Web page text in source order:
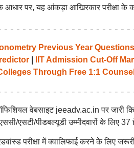
पर, यह आंकड़ा आखिरकार परीक्षा के
Previous Year Questions
|
IIT Admission Cut-Off
Through Free 1:1
वेबसाइट jeeadv.ac.in पर जारी
एसटी/पीडबल्यूडी उम्मीदवारों के लिए 37
परीक्षा में क्वालिफाई करने के लिए